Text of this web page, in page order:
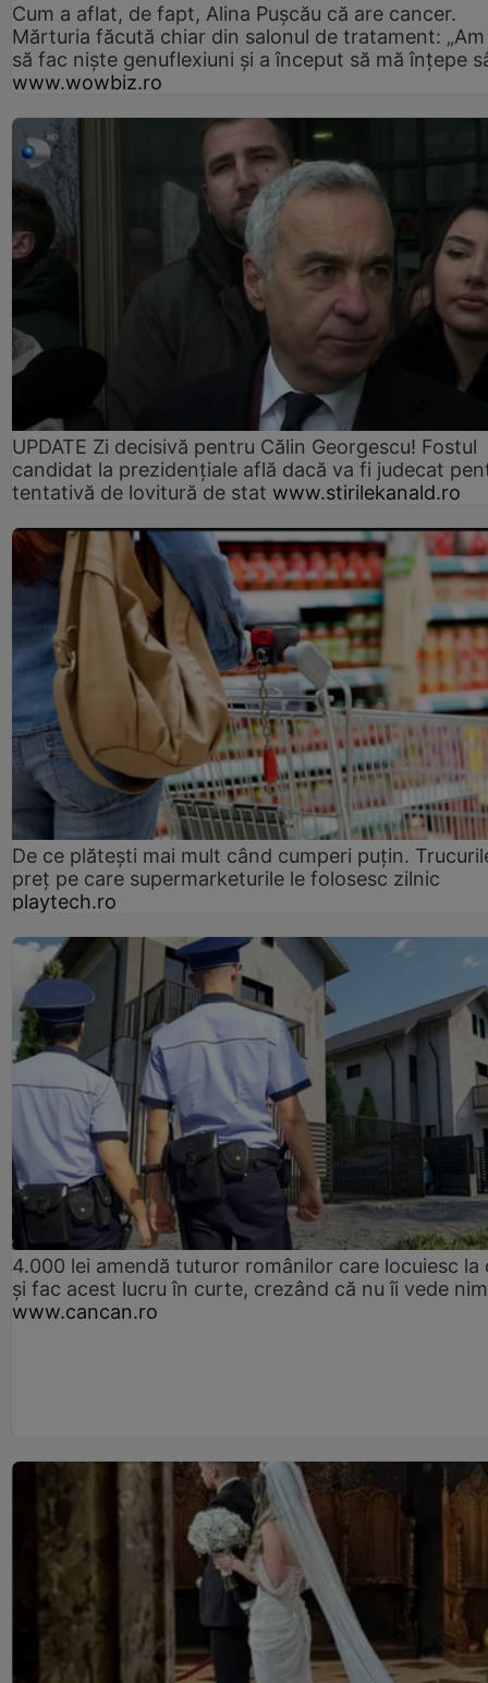
Cum a aflat, de fapt, Alina Pușcău că are cancer.
Mărturia făcută chiar din salonul de tratament:
să fac niște genuflexiuni și a început să mă înțepe
www.wowbiz.ro
UPDATE Zi decisivă pentru Călin Georgescu! Fostul
candidat la prezidențiale află dacă va fi judecat
tentativă de lovitură de stat www.stirilekanald.ro
De ce plătești mai mult când cumperi puțin.
preț pe care supermarketurile le folosesc zilnic
playtech.ro
4.000 lei amendă tuturor românilor care locuiesc la
și fac acest lucru în curte, crezând că nu îi vede
www.cancan.ro